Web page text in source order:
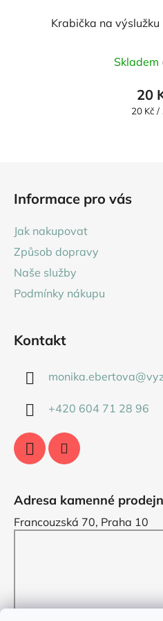
Krabička na
Skladem
20
Měrná
20 Kč /
Informace pro vás
Jak nakupovat
Způsob dopravy
Naše služby
Podmínky nákupu
Kontakt
monika.ebertova@
+420 604 71 28 96
Adresa kamenné
Francouzská 70, Praha 10